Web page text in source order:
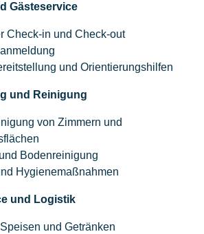
Gästeservice
Check-in und Check-out
und Orientierungshilfen
und Reinigung
von Zimmern und
Bodenreinigung
Hygienemaßnahmen
und Logistik
und Getränken